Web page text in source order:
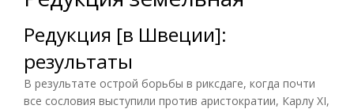
Редукция [в Швеции]:
результаты
В результате острой борьбы в риксдаге, когда почти
все сословия выступили против аристократии, Карлу XI,